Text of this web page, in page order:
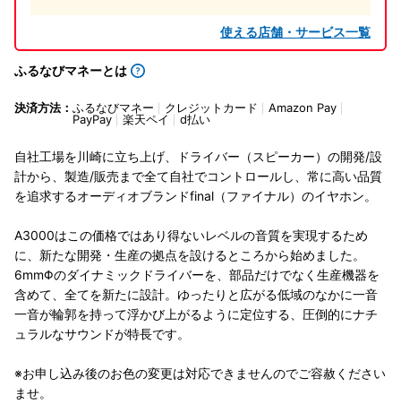
使える店舗・サービス一覧
ふるなびマネーとは
決済方法： ふるなびマネー クレジットカード
Amazon Pay
PayPay
楽天ペイ d払い
自社工場を川崎に立ち上げ、ドライバー（スピーカー）の開発/設
計から、製造/販売まで全て自社でコントロールし、常に高い品質
を追求するオーディオブランドfinal（ファイナル）のイヤホン。
A3000はこの価格ではあり得ないレベルの音質を実現するため
に、新たな開発・生産の拠点を設けるところから始めました。
6mmΦのダイナミックドライバーを、部品だけでなく生産機器を
含めて、全てを新たに設計。ゆったりと広がる低域のなかに一音
一音が輪郭を持って浮かび上がるように定位する、圧倒的にナチ
ュラルなサウンドが特長です。
※お申し込み後のお色の変更は対応できませんのでご容赦ください
ませ。